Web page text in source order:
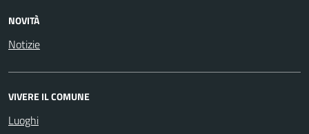
NOVITÀ
Notizie
VIVERE IL COMUNE
Luoghi